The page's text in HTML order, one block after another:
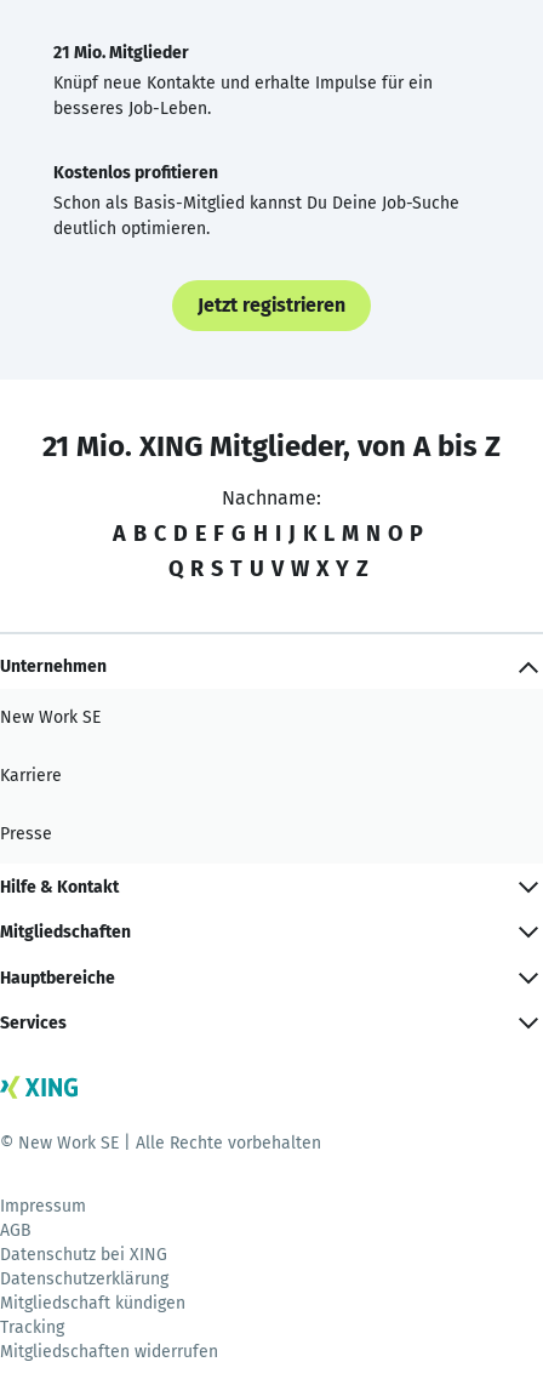
21 Mio. Mitglieder
Knüpf neue Kontakte und erhalte Impulse für ein
besseres Job-Leben.
Kostenlos profitieren
Schon als Basis-Mitglied kannst Du Deine Job-Suche
deutlich optimieren.
Jetzt registrieren
21 Mio. XING Mitglieder, von A bis Z
Nachname:
A B C D E F G H I J K L M N O P
Q R S T U V W X Y Z
Unternehmen
New Work SE
Karriere
Presse
Hilfe & Kontakt
Mitgliedschaften
Hauptbereiche
Services
© New Work SE | Alle Rechte vorbehalten
Impressum
AGB
Datenschutz bei XING
Datenschutzerklärung
Mitgliedschaft kündigen
Tracking
Mitgliedschaften widerrufen